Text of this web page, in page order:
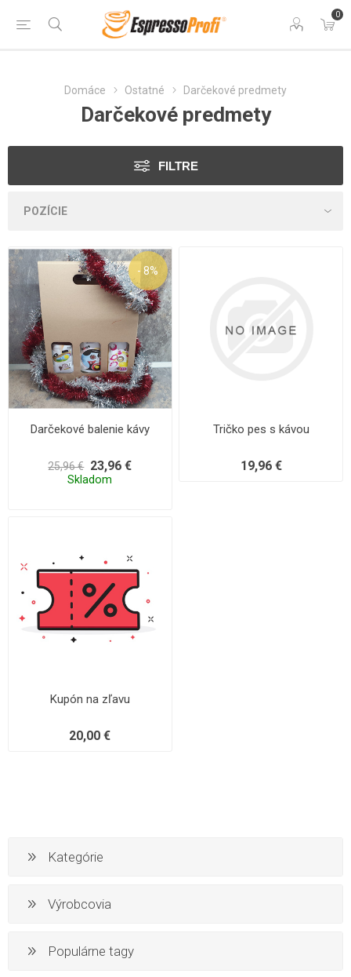
0
Domáce Ostatné Darčekové predmety
Darčekové predmety
FILTRE
- 8%
Darčekové balenie kávy
25,96 € 23,96 €
Skladom
Tričko pes s kávou
19,96 €
Kupón na zľavu
20,00 €
Kategórie
Výrobcovia
Populárne tagy